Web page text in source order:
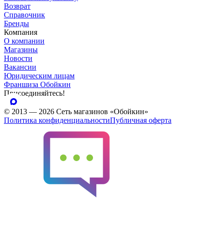
Возврат
Справочник
Бренды
Компания
О компании
Магазины
Новости
Вакансии
Юридическим лицам
Франшиза Обойкин
Присоединяйтесь!
© 2013 — 2026 Сеть магазинов «Обойкин»
Политика конфиденциальностиПубличная оферта